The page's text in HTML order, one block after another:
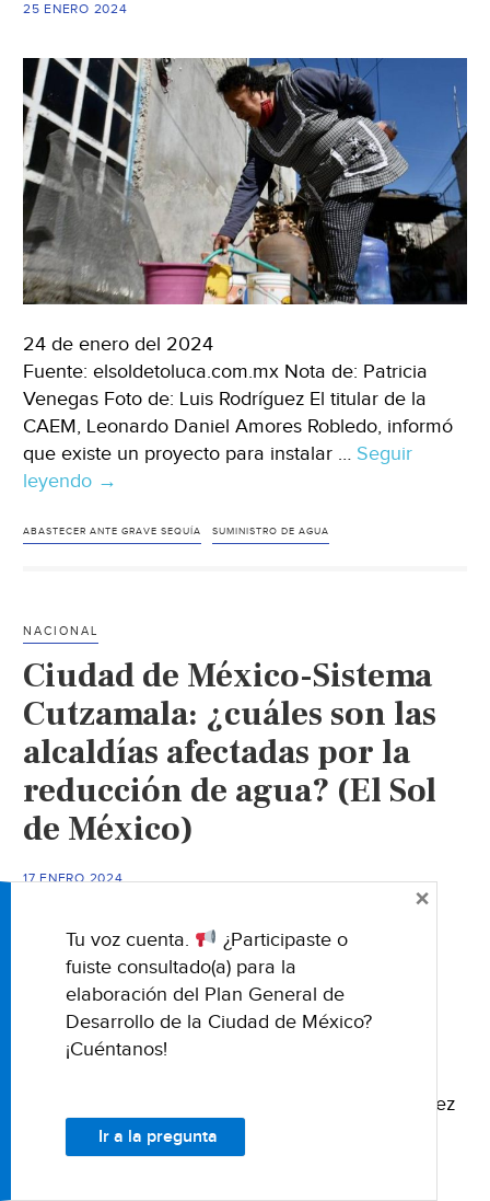
25 ENERO 2024
24 de enero del 2024
Fuente: elsoldetoluca.com.mx Nota de: Patricia
Venegas Foto de: Luis Rodríguez El titular de la
CAEM, Leonardo Daniel Amores Robledo, informó
que existe un proyecto para instalar … Seguir
leyendo Estado
México-
de
agua
el
Edomex
por
crisis
hídrica
Toluca)
→
ABASTECER ANTE GRAVE SEQUÍA SUMINISTRO DE AGUA
NACIONAL
Ciudad de México-Sistema
Cutzamala: ¿cuáles son las
alcaldías afectadas por la
reducción de agua? (El Sol
de México)
17 ENERO 2024
Nota de: El Sol de México Foto de: Graciela López
Herrera El Sistema Cutzamala presentó una
reducción de agua de …Seguir leyendo
Tu voz cuenta.
¿Participaste o
fuiste consultado(a) para la
elaboración del Plan General de
Desarrollo de la Ciudad de México?
¡Cuéntanos!
Ir a la pregunta
×